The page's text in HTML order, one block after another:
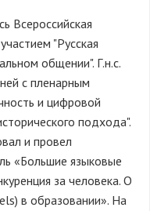
Всероссийская
"Русская
общении". Г.н.с.
с пленарным
и цифровой
подхода".
и провел
«Большие языковые
за человека. О
в образовании». На